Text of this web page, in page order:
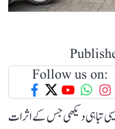
Follow us on:
ایسی تباہی دیکھی جس کے اثرات